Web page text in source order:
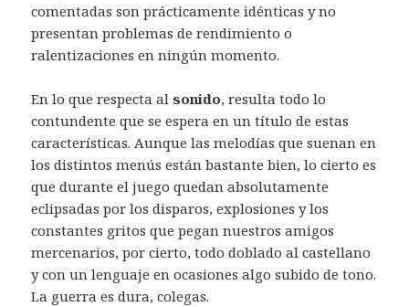
comentadas son prácticamente idénticas y no
presentan problemas de rendimiento o
ralentizaciones en ningún momento.
En lo que respecta alsonido, resulta todo lo
contundente que se espera en un título de estas
características. Aunque las melodías que suenan en
los distintos menús están bastante bien, lo cierto es
que durante el juego quedan absolutamente
eclipsadas por los disparos, explosiones y los
constantes gritos que pegan nuestros amigos
mercenarios, por cierto, todo doblado al castellano
y con un lenguaje en ocasiones algo subido de tono.
La guerra es dura, colegas.